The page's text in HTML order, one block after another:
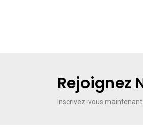
Rejoignez
Inscrivez-vous maintenant